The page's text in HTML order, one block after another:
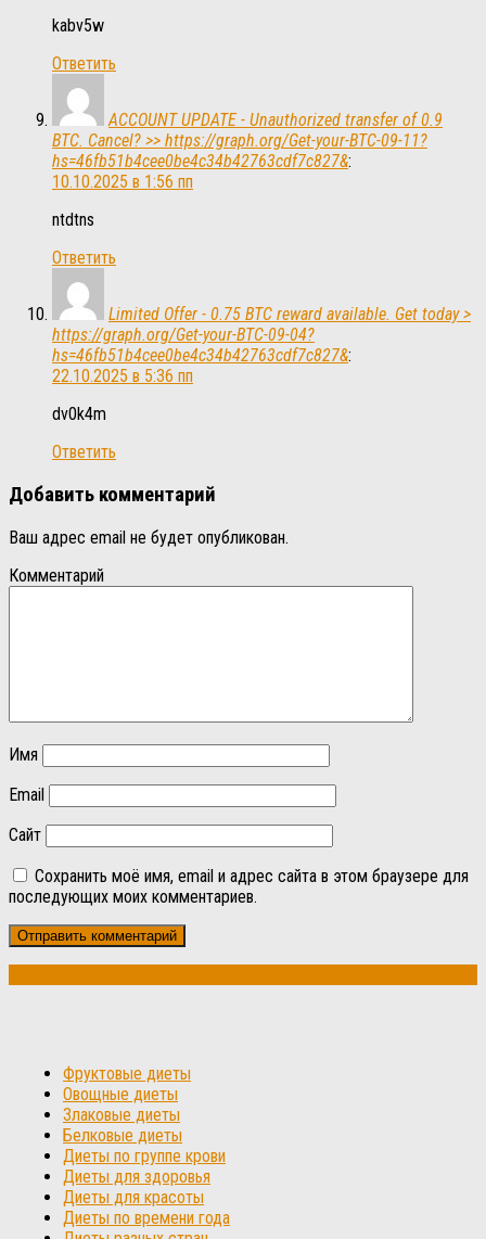
kabv5w
Ответить
ACCOUNT UPDATE - Unauthorized transfer of 0.9
BTC. Cancel? >> https://graph.org/Get-your-BTC-09-11?
hs=46fb51b4cee0be4c34b42763cdf7c827&:
10.10.2025 в 1:56 пп
ntdtns
Ответить
Limited Offer - 0.75 BTC reward available. Get today >
https://graph.org/Get-your-BTC-09-04?
hs=46fb51b4cee0be4c34b42763cdf7c827&:
22.10.2025 в 5:36 пп
dv0k4m
Ответить
Добавить комментарий
Ваш адрес email не будет опубликован.
Комментарий
Имя
Email
Сайт
Сохранить моё имя, email и адрес сайта в этом браузере для
последующих моих комментариев.
Фруктовые диеты
Овощные диеты
Злаковые диеты
Белковые диеты
Диеты по группе крови
Диеты для здоровья
Диеты для красоты
Диеты по времени года